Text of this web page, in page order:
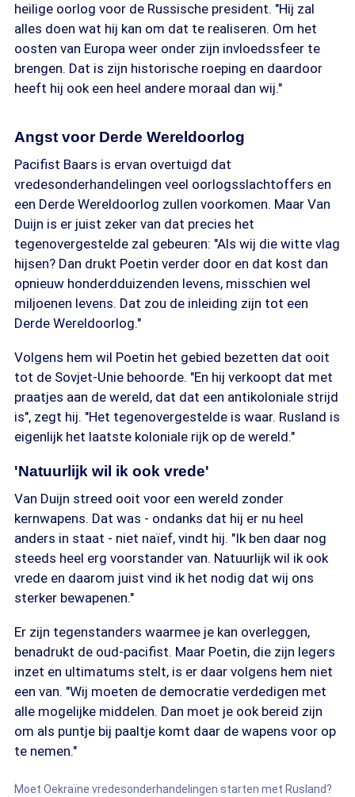
heilige oorlog voor de Russische president. "Hij zal
alles doen wat hij kan om dat te realiseren. Om het
oosten van Europa weer onder zijn invloedssfeer te
brengen. Dat is zijn historische roeping en daardoor
heeft hij ook een heel andere moraal dan wij."
Angst voor Derde Wereldoorlog
Pacifist Baars is ervan overtuigd dat
vredesonderhandelingen veel oorlogsslachtoffers en
een Derde Wereldoorlog zullen voorkomen. Maar Van
Duijn is er juist zeker van dat precies het
tegenovergestelde zal gebeuren: "Als wij die witte vlag
hijsen? Dan drukt Poetin verder door en dat kost dan
opnieuw honderdduizenden levens, misschien wel
miljoenen levens. Dat zou de inleiding zijn tot een
Derde Wereldoorlog."
Volgens hem wil Poetin het gebied bezetten dat ooit
tot de Sovjet-Unie behoorde. "En hij verkoopt dat met
praatjes aan de wereld, dat dat een antikoloniale strijd
is", zegt hij. "Het tegenovergestelde is waar. Rusland is
eigenlijk het laatste koloniale rijk op de wereld."
'Natuurlijk wil ik ook vrede'
Van Duijn streed ooit voor een wereld zonder
kernwapens. Dat was - ondanks dat hij er nu heel
anders in staat - niet naïef, vindt hij. "Ik ben daar nog
steeds heel erg voorstander van. Natuurlijk wil ik ook
vrede en daarom juist vind ik het nodig dat wij ons
sterker bewapenen."
Er zijn tegenstanders waarmee je kan overleggen,
benadrukt de oud-pacifist. Maar Poetin, die zijn legers
inzet en ultimatums stelt, is er daar volgens hem niet
een van. "Wij moeten de democratie verdedigen met
alle mogelijke middelen. Dan moet je ook bereid zijn
om als puntje bij paaltje komt daar de wapens voor op
te nemen."
Moet Oekraïne vredesonderhandelingen starten met Rusland?